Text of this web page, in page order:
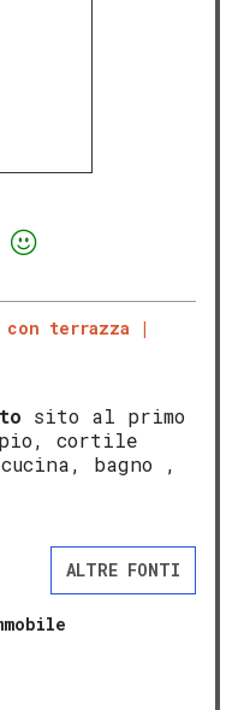
con terrazza
sito al primo
cortile
bagno ,
ALTRE FONTI